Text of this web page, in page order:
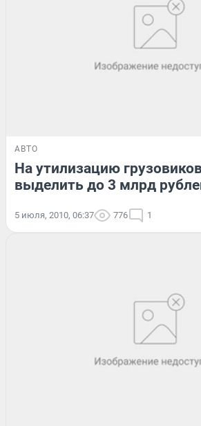
АВТО
На утилизацию
выделить до 3 млрд
5 июля, 2010, 06:37 776 1